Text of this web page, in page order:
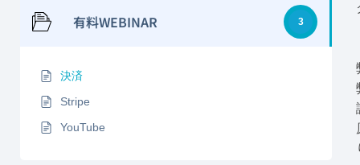
有料WEBINAR 3
決済
Stripe
YouTube